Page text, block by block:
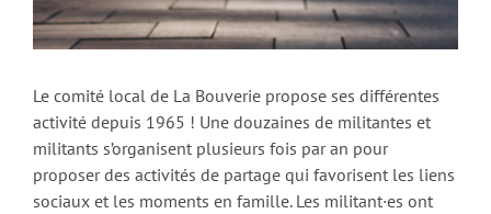
Le comité local de La Bouverie propose ses différentes
activité depuis 1965 ! Une douzaines de militantes et
militants s’organisent plusieurs fois par an pour
proposer des activités de partage qui favorisent les liens
sociaux et les moments en famille. Les militant·es ont